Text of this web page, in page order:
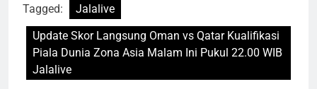
Tagged:
Jalalive
Update Skor Langsung Oman vs Qatar Kualifikasi
Piala Dunia Zona Asia Malam Ini Pukul 22.00 WIB
Jalalive